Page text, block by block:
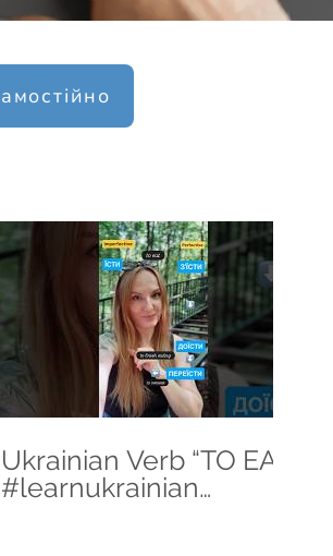
Ukrainian Verb “TO EAT”
#learnukrainian